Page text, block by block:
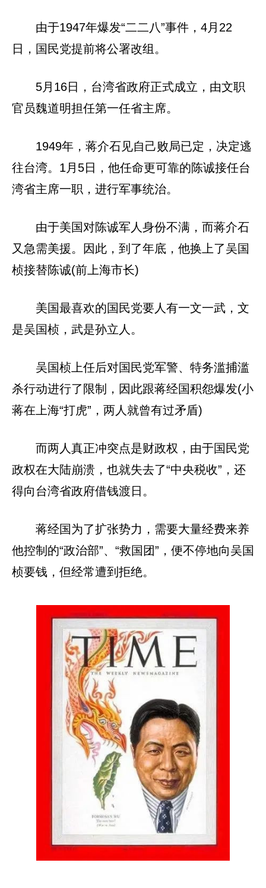
由于1947年爆发“二二八”事件，4月22
日，国民党提前将公署改组。
5月16日，台湾省政府正式成立，由文职
官员魏道明担任第一任省主席。
1949年，蒋介石见自己败局已定，决定逃
往台湾。1月5日，他任命更可靠的陈诚接任台
湾省主席一职，进行军事统治。
由于美国对陈诚军人身份不满，而蒋介石
又急需美援。因此，到了年底，他换上了吴国
桢接替陈诚(前上海市长)
美国最喜欢的国民党要人有一文一武，文
是吴国桢，武是孙立人。
吴国桢上任后对国民党军警、特务滥捕滥
杀行动进行了限制，因此跟蒋经国积怨爆发(小
蒋在上海“打虎”，两人就曾有过矛盾)
而两人真正冲突点是财政权，由于国民党
政权在大陆崩溃，也就失去了“中央税收”，还
得向台湾省政府借钱渡日。
蒋经国为了扩张势力，需要大量经费来养
他控制的“政治部”、“救国团”，便不停地向吴国
桢要钱，但经常遭到拒绝。